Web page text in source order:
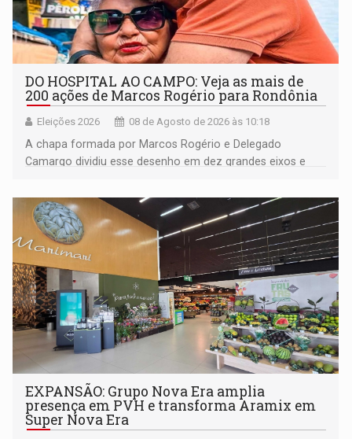
DO HOSPITAL AO CAMPO: Veja as mais de
200 ações de Marcos Rogério para Rondônia
Eleições 2026 08 de Agosto de 2026 às 10:18
A chapa formada por Marcos Rogério e Delegado
Camargo dividiu esse desenho em dez grandes eixos e
EXPANSÃO: Grupo Nova Era amplia
presença em PVH e transforma Aramix em
Super Nova Era